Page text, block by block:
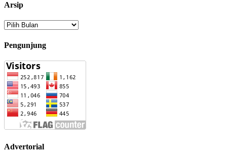
Arsip
Arsip
Pengunjung
Advertorial